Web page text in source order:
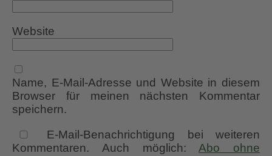
Website
Name, E-Mail-Adresse und Website in diesem
Browser für meinen nächsten Kommentar
speichern.
E-Mail-Benachrichtigung bei weiteren
Kommentaren. Auch möglich:Abo ohne